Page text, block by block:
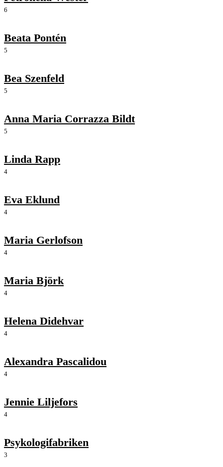
6
Beata Pontén
5
Bea Szenfeld
5
Anna Maria Corrazza Bildt
5
Linda Rapp
4
Eva Eklund
4
Maria Gerlofson
4
Maria Björk
4
Helena Didehvar
4
Alexandra Pascalidou
4
Jennie Liljefors
4
Psykologifabriken
3